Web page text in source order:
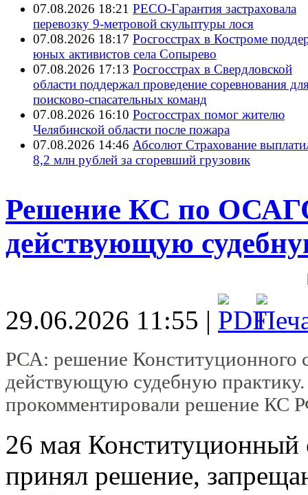
07.08.2026 18:21 РЕСО-Гарантия застраховала
перевозку 9-метровой скульптуры лося
07.08.2026 18:17 Росгосстрах в Костроме
юных активистов села Сопырево
07.08.2026 17:13 Росгосстрах в Свердловской
области поддержал проведение соревнования
поисково‑спасательных команд
07.08.2026 16:10 Росгосстрах помог жителю
Челябинской области после пожара
07.08.2026 14:46 Абсолют Страхование
8,2 млн рублей за сгоревший грузовик
Решение КС по
действующую
29.06.2026 11:55 |
РСА: решение
действующую судебную
прокомментировали решение КС
26 мая Конституционный
принял решение,